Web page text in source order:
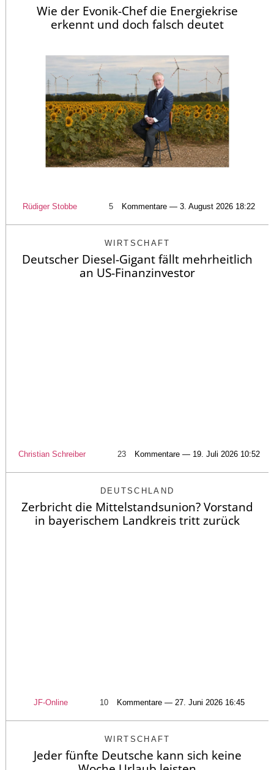
Wie der Evonik-Chef die Energiekrise
erkennt und doch falsch deutet
Rüdiger Stobbe 5 Kommentare — 3. August 2026 18:22
WIRTSCHAFT
Deutscher Diesel-Gigant fällt mehrheitlich
an US-Finanzinvestor
Christian Schreiber 23 Kommentare — 19. Juli 2026 10:52
DEUTSCHLAND
Zerbricht die Mittelstandsunion? Vorstand
in bayerischem Landkreis tritt zurück
JF-Online 10 Kommentare — 27. Juni 2026 16:45
WIRTSCHAFT
Jeder fünfte Deutsche kann sich keine